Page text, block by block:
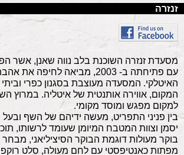
זנזרה
מסעדת זנזרה השוכנת בלב נווה שאנן, אשר
עם פתיחתה ב- 2003, מביאה לחיפה
האיטלקי. המסעדה מעוצבת בסגנון כפרי
המקום, אווירה אותנטית של איטליה. במרוץ
למקום מפגש ומוסד מקומי.
בין פניני התפריט, מעשה ידיהם של השף
יסמן וצוות המטבח המיומן שעומד לרשותו,
בוקר מעולות דוגמת הבוקר הסיציליאני,
מפתות כאנטיפסטי עם לחם מעולה, סלט